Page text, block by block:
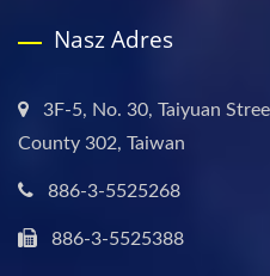
Nasz Adres
3F-5, No. 30, Taiyuan
County 302, Taiwan
886-3-5525268
886-3-5525388